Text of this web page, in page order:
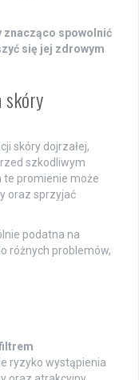
spowolnić
się jej zdrowym
skóry
skóry dojrzałej,
szkodliwym
te promienie może
oraz sprzyjać
podatna na
różnych problemów,
ryzyko wystąpienia